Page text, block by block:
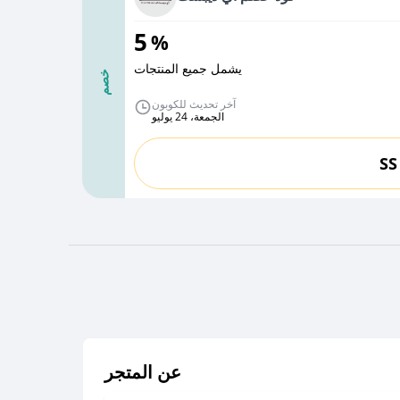
خصم
5%
يشمل جميع المنتجات
آخر تحديث للكوبون
الجمعة، 24 يوليو
SS
عن المتجر